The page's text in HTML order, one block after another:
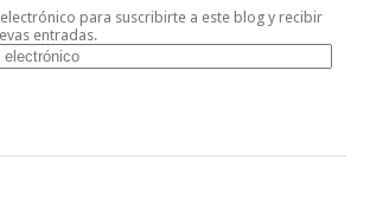
para suscribirte a este blog y recibir
entradas.